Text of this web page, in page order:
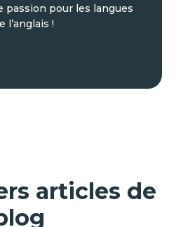
passion pour les langues
l’anglais !
articles de